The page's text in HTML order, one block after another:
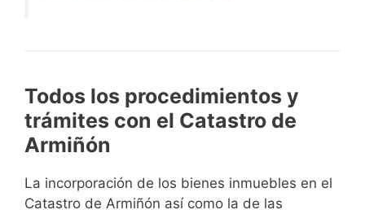
Todos los procedimientos y
trámites con el Catastro de
Armiñón
La incorporación de los bienes inmuebles en el
Catastro de Armiñón así como la de las